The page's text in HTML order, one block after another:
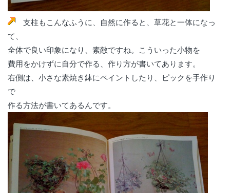
支柱もこんなふうに、自然に作ると、草花と一体になっ
て、
全体で良い印象になり、素敵ですね。こういった小物を
費用をかけずに自分で作る、作り方が書いてあります。
右側は、小さな素焼き鉢にペイントしたり、ピックを手作り
で
作る方法が書いてあるんです。